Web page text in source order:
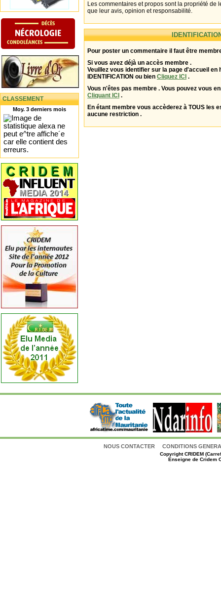
CLASSEMENT
Moy. 3 derniers mois
Les commentaires et propos sont la propriété de
que leur avis, opinion et responsabilité.
Pour poster un commentaire il faut être
Si vous avez déjà un accès membre .
Veuillez vous identifier sur la page d'accueil en
IDENTIFICATION ou bien Cliquez ICI .
Vous n'êtes pas membre . Vous pouvez vous
Cliquant ICI .
En étant membre vous accèderez à TOUS les
aucune restriction .
NOUS CONTACTER CONDITIONS
CopyrightCRIDEM
Enseigne de Cridem